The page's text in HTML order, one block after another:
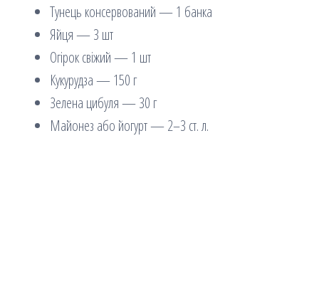
Тунець консервований — 1 банка
Яйця — 3 шт
Огірок свіжий — 1 шт
Кукурудза — 150 г
Зелена цибуля — 30 г
Майонез або йогурт — 2–3 ст. л.